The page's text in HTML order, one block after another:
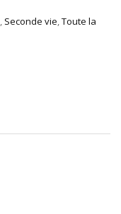
, Seconde vie,Toute la